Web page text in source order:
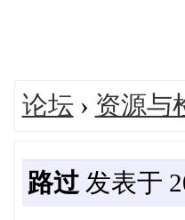
论坛 › 资源与
路过发表于